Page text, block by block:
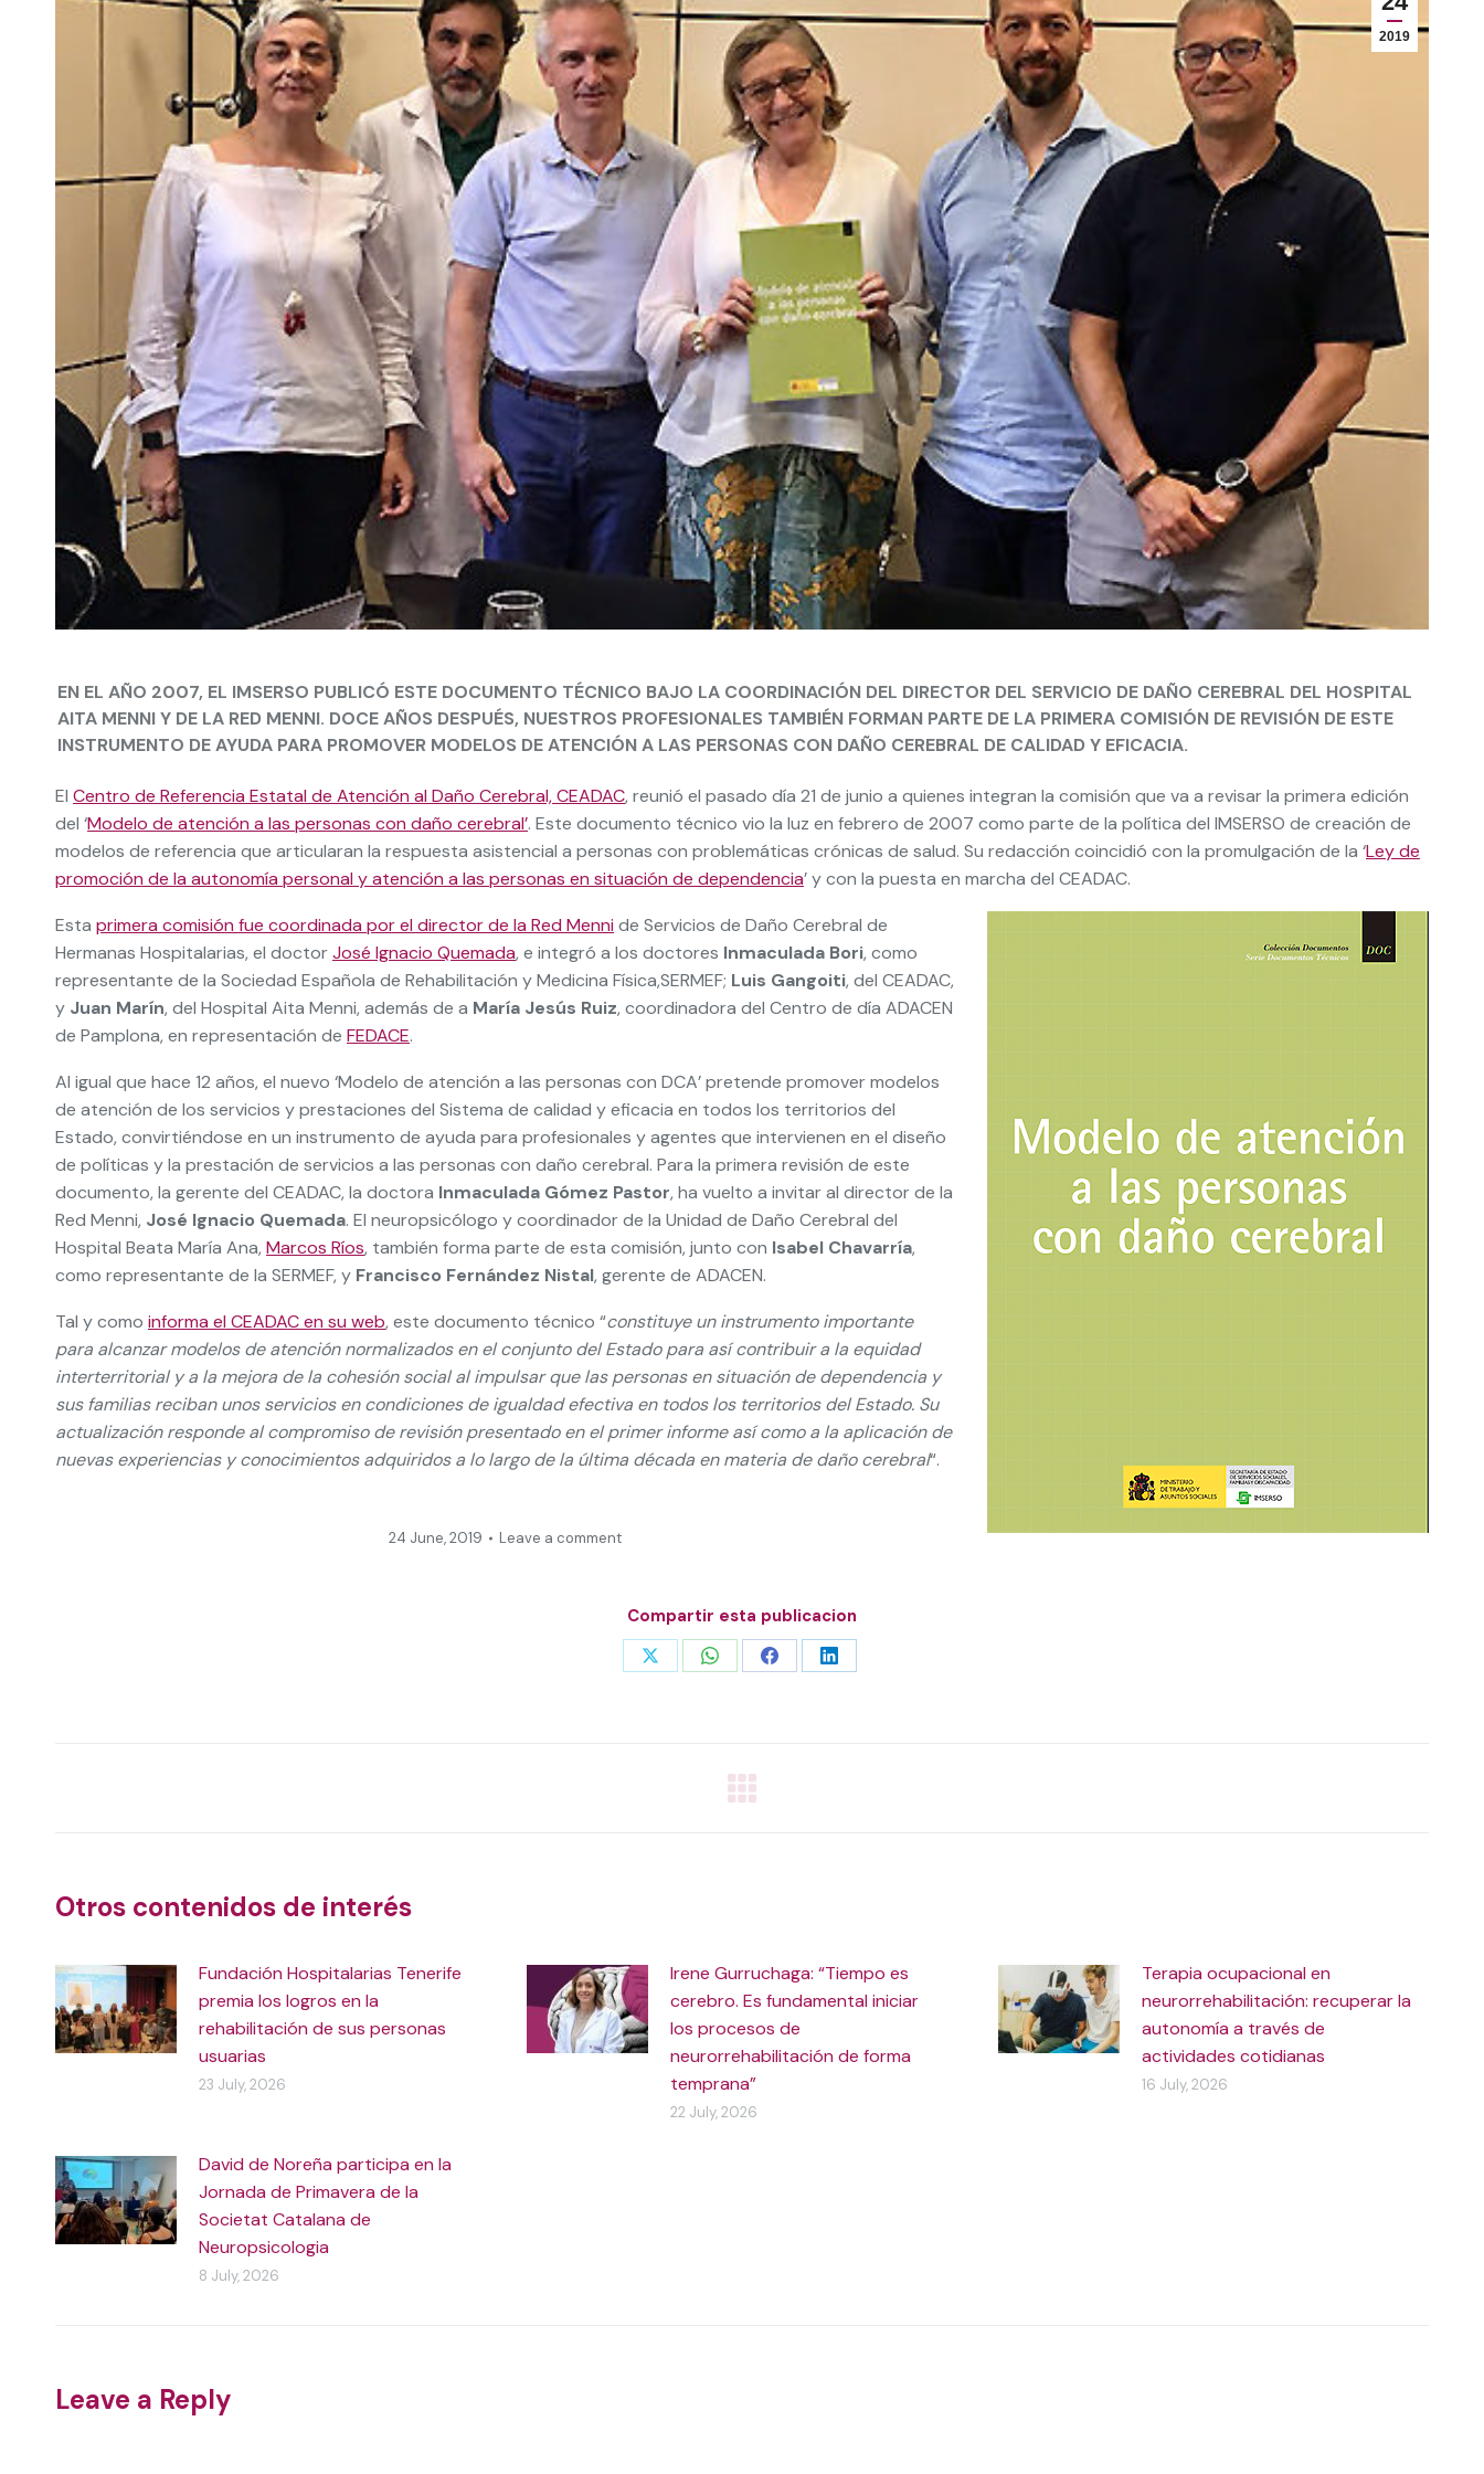
2019
EN EL AÑO 2007, EL IMSERSO PUBLICÓ ESTE DOCUMENTO TÉCNICO BAJO LA COORDINACIÓN DEL DIRECTOR DEL SERVICIO DE DAÑO CEREBRAL DEL HOSPITAL
AITA MENNI Y DE LA RED MENNI. DOCE AÑOS DESPUÉS, NUESTROS PROFESIONALES TAMBIÉN FORMAN PARTE DE LA PRIMERA COMISIÓN DE REVISIÓN DE ESTE
INSTRUMENTO DE AYUDA PARA PROMOVER MODELOS DE ATENCIÓN A LAS PERSONAS CON DAÑO CEREBRAL DE CALIDAD Y EFICACIA.
El Centro de Referencia Estatal de Atención al Daño Cerebral, CEADAC, reunió el pasado día 21 de junio a quienes integran la comisión que va a revisar la primera edición
del ‘Modelo de atención a las personas con daño cerebral’. Este documento técnico vio la luz en febrero de 2007 como parte de la política del IMSERSO de creación de
modelos de referencia que articularan la respuesta asistencial a personas con problemáticas crónicas de salud. Su redacción coincidió con la promulgación de la ‘Ley de
promoción de la autonomía personal y atención a las personas en situación de dependencia’ y con la puesta en marcha del CEADAC.
Esta primera comisión fue coordinada por el director de la Red Menni de Servicios de Daño Cerebral de
Hermanas Hospitalarias, el doctorJosé Ignacio Quemada, e integró a los doctores Inmaculada Bori, como
representante de la Sociedad Española de Rehabilitación y Medicina Física,SERMEF; Luis Gangoiti, del CEADAC,
y Juan Marín, del Hospital Aita Menni, además de a María Jesús Ruiz, coordinadora del Centro de día ADACEN
de Pamplona, en representación de FEDACE.
Al igual que hace 12 años, el nuevo ‘Modelo de atención a las personas con DCA’ pretende promover modelos
de atención de los servicios y prestaciones del Sistema de calidad y eficacia en todos los territorios del
Estado, convirtiéndose en un instrumento de ayuda para profesionales y agentes que intervienen en el diseño
de políticas y la prestación de servicios a las personas con daño cerebral. Para la primera revisión de este
documento, la gerente del CEADAC, la doctora Inmaculada Gómez Pastor, ha vuelto a invitar al director de la
Red Menni, José Ignacio Quemada. El neuropsicólogo y coordinador de la Unidad de Daño Cerebral del
Hospital Beata María Ana, Marcos Ríos, también forma parte de esta comisión, junto con Isabel Chavarría,
como representante de la SERMEF, y Francisco Fernández Nistal, gerente de ADACEN.
Tal y como informa el CEADAC en su web, este documento técnico “constituye un instrumento importante
para alcanzar modelos de atención normalizados en el conjunto del Estado para así contribuir a la equidad
interterritorial y a la mejora de la cohesión social al impulsar que las personas en situación de dependencia y
sus familias reciban unos servicios en condiciones de igualdad efectiva en todos los territorios del Estado. Su
actualización responde al compromiso de revisión presentado en el primer informe así como a la aplicación de
nuevas experiencias y conocimientos adquiridos a lo largo de la última década en materia de daño cerebral“.
24 June, 2019 Leave a comment
Compartir esta publicacion
Share Share Share Share
Otros contenidos de interés
Fundación Hospitalarias Tenerife
premia los logros en la
rehabilitación de sus personas
usuarias
23 July, 2026
Irene Gurruchaga: “Tiempo es
cerebro. Es fundamental iniciar
los procesos de
neurorrehabilitación de forma
temprana”
22 July, 2026
Terapia ocupacional en
neurorrehabilitación: recuperar la
autonomía a través de
actividades cotidianas
16 July, 2026
David de Noreña participa en la
Jornada de Primavera de la
Societat Catalana de
Neuropsicologia
8 July, 2026
Leave a Reply